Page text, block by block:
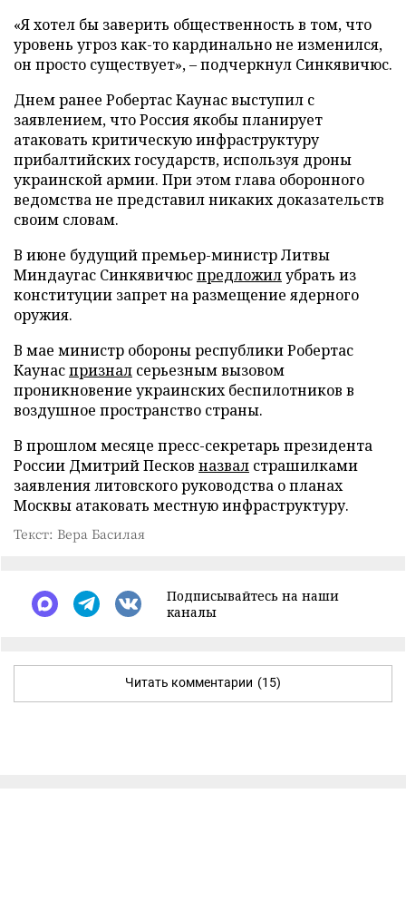
«Я хотел бы заверить общественность в том, что
уровень угроз как-то кардинально не изменился,
он просто существует», – подчеркнул Синкявичюс.
Днем ранее Робертас Каунас выступил с
заявлением, что Россия якобы планирует
атаковать критическую инфраструктуру
прибалтийских государств, используя дроны
украинской армии. При этом глава оборонного
ведомства не представил никаких доказательств
своим словам.
В июне будущий премьер-министр Литвы
Миндаугас Синкявичюспредложилубрать из
конституции запрет на размещение ядерного
оружия.
В мае министр обороны республики Робертас
Каунаспризнал серьезным вызовом
проникновение украинских беспилотников в
воздушное пространство страны.
В прошлом месяце пресс-секретарь президента
России Дмитрий Песков назвал страшилками
заявления литовского руководства о планах
Москвы атаковать местную инфраструктуру.
Текст: Вера Басилая
Подписывайтесь на наши
каналы
Читать комментарии (15)